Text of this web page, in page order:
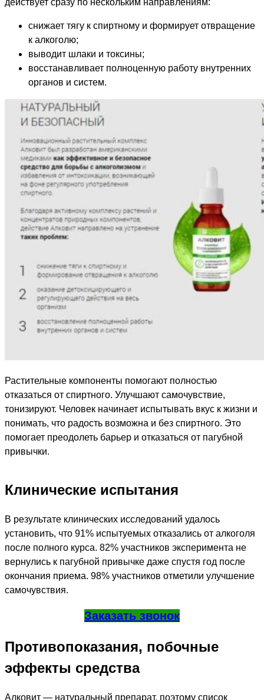
снижает тягу к спиртному и формирует отвращение
к алкоголю;
выводит шлаки и токсины;
восстанавливает полноценную работу внутренних
органов и систем.
Растительные компоненты помогают полностью
отказаться от спиртного. Улучшают самочувствие,
тонизируют. Человек начинает испытывать вкус к жизни и
понимать, что радость возможна и без спиртного. Это
помогает преодолеть барьер и отказаться от пагубной
привычки.
Клинические испытания
В результате клинических исследований удалось
установить, что 91% испытуемых отказались от алкоголя
после полного курса. 82% участников эксперимента не
вернулись к пагубной привычке даже спустя год после
окончания приема. 98% участников отметили улучшение
самочувствия.
Заказать звонок
Противопоказания, побочные
эффекты средства
Алковит — натуральный препарат, поэтому список